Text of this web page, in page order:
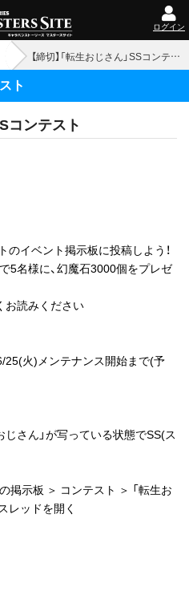
ログイン
【締切】「転生おじさん」SSコンテスト
ト
コンテスト
のイベント掲示板に投稿しよう！
5名様に、幻魔石3000個をプレゼ
お読みください
火)メンテナンス開始まで(予
さん」が写っている状態でSS(ス
掲示板 ＞ コンテスト ＞ 「転生お
レッドを開く